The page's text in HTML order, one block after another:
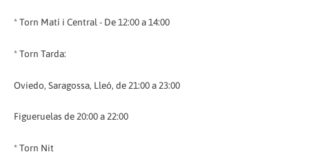
* Torn Matí i Central - De 12:00 a 14:00
* Torn Tarda:
Oviedo, Saragossa, Lleó, de 21:00 a 23:00
Figueruelas de 20:00 a 22:00
* Torn Nit